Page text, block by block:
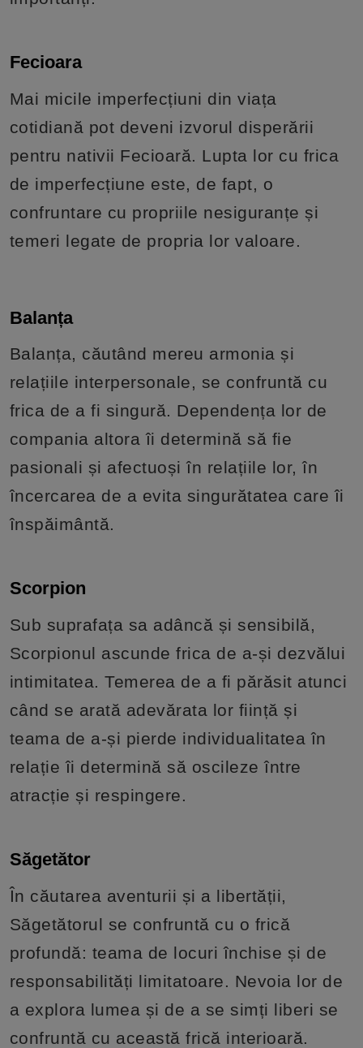
Fecioara
Mai micile imperfecțiuni din viața
cotidiană pot deveni izvorul disperării
pentru nativii Fecioară. Lupta lor cu frica
de imperfecțiune este, de fapt, o
confruntare cu propriile nesiguranțe și
temeri legate de propria lor valoare.
Balanța
Balanța, căutând mereu armonia și
relațiile interpersonale, se confruntă cu
frica de a fi singură. Dependența lor de
compania altora îi determină să fie
pasionali și afectuoși în relațiile lor, în
încercarea de a evita singurătatea care îi
înspăimântă.
Scorpion
Sub suprafața sa adâncă și sensibilă,
Scorpionul ascunde frica de a-și dezvălui
intimitatea. Temerea de a fi părăsit atunci
când se arată adevărata lor ființă și
teama de a-și pierde individualitatea în
relație îi determină să oscileze între
atracție și respingere.
Săgetător
În căutarea aventurii și a libertății,
Săgetătorul se confruntă cu o frică
profundă: teama de locuri închise și de
responsabilități limitatoare. Nevoia lor de
a explora lumea și de a se simți liberi se
confruntă cu această frică interioară.